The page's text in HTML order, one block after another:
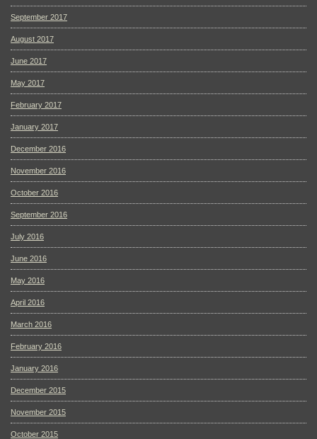
September 2017
August 2017
June 2017
May 2017
February 2017
January 2017
December 2016
November 2016
October 2016
September 2016
July 2016
June 2016
May 2016
April 2016
March 2016
February 2016
January 2016
December 2015
November 2015
October 2015